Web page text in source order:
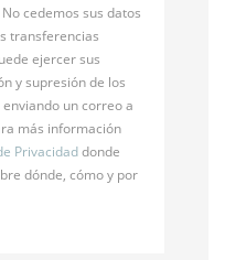
cedemos sus datos
transferencias
ejercer sus
y supresión de los
un correo a
más información
Privacidaddonde
dónde, cómo y por